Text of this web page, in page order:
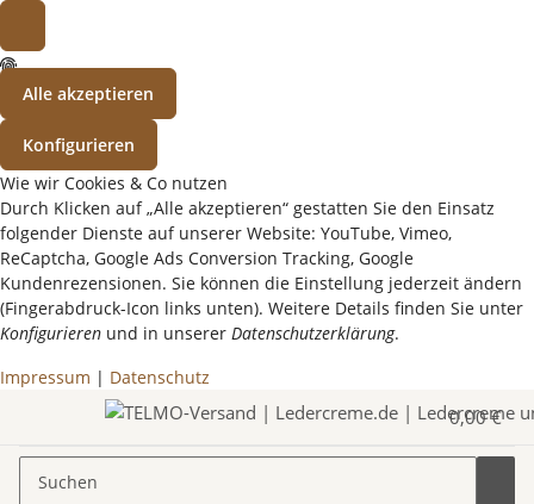
Alle akzeptieren
Konfigurieren
Wie wir Cookies & Co nutzen
Durch Klicken auf „Alle akzeptieren“ gestatten Sie den Einsatz
folgender Dienste auf unserer Website: YouTube, Vimeo,
ReCaptcha, Google Ads Conversion Tracking, Google
Kundenrezensionen. Sie können die Einstellung jederzeit ändern
(Fingerabdruck-Icon links unten). Weitere Details finden Sie unter
Konfigurieren und in unserer Datenschutzerklärung.
Impressum | Datenschutz
0,00 €